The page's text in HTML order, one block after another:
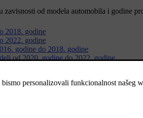
od modela automobila i godine
2018. godine
2022. godine
godine do 2018. godine
od 2020. godine do 2022. godine
od 2018. godine do 2021. godine
od 2015. godine do 2019. godine
godine do 2018. godine